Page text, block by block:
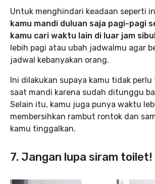
Untuk menghindari keadaan seperti
kamu mandi duluan saja pagi-pagi
kamu cari waktu lain di luar jam
lebih pagi atau ubah jadwalmu agar
jadwal kebanyakan orang.
Ini dilakukan supaya kamu tidak
saat mandi karena sudah ditunggu
Selain itu, kamu juga punya waktu
membersihkan rambut rontok dan
kamu tinggalkan.
7. Jangan lupa siram toilet!